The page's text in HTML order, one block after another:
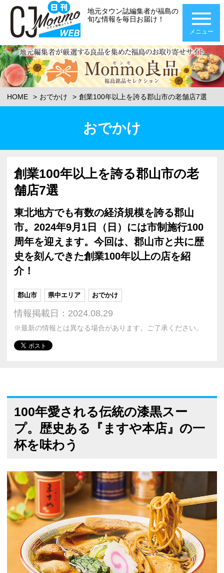
地元タウン誌編集者が福島の
旬な情報を毎日お届け！
メニュー
HOME おでかけ 創業100年以上を誇る郡山市の老舗店7選
おでかけ
創業100年以上を誇る郡山市の老
舗店7選
東北地方でも有数の経済規模を誇る郡山
市。2024年9月1日（日）には市制施行100
周年を迎えます。今回は、郡山市と共に歴
史を刻んできた創業100年以上の店を紹
介！
郡山市 県中エリア おでかけ
情報掲載日：2024.08.29
※最新の情報とは異なる場合があります。ご了承ください。
100年愛される伝統の漆黒スー
プ。歴史ある『ますや本店』の一
杯を味わう